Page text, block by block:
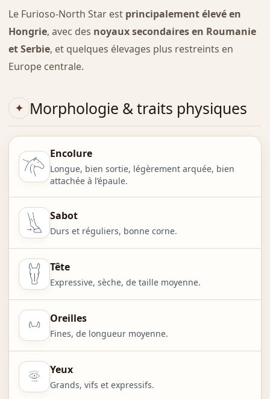
Le Furioso-North Star est principalement élevé en
Hongrie, avec des noyaux secondaires en Roumanie
et Serbie, et quelques élevages plus restreints en
Europe centrale.
Morphologie & traits physiques
Encolure
Longue, bien sortie, légèrement arquée, bien
attachée à l’épaule.
Sabot
Durs et réguliers, bonne corne.
Tête
Expressive, sèche, de taille moyenne.
Oreilles
Fines, de longueur moyenne.
Yeux
Grands, vifs et expressifs.